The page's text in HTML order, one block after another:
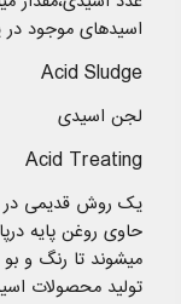
اسیدهای موجود
Acid Sludge
لجن اسیدی
Acid Treating
یک روش قدیمی در
حاوی روغن پایه
میشوند تا رنگ و
تولید محصولات